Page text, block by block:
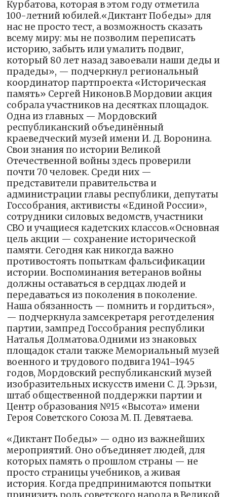
Курбатова, которая в этом году отметила
100-летний юбилей.«Диктант Победы» для
нас не просто тест, а возможность сказать
всему миру: мы не позволим переписать
историю, забыть или умалить подвиг,
который 80 лет назад завоевали наши деды и
прадеды», — подчеркнул региональный
координатор партпроекта «Историческая
память» Сергей Никонов.В Мордовии акция
собрала участников на десятках площадок.
Одна из главных — Мордовский
республиканский объединённый
краеведческий музей имени И. Д. Воронина.
Свои знания по истории Великой
Отечественной войны здесь проверили
почти 70 человек. Среди них —
представители правительства и
администрации главы республики, депутаты
Госсобрания, активисты «Единой России»,
сотрудники силовых ведомств, участники
СВО и учащиеся кадетских классов.«Основная
цель акции — сохранение исторической
памяти. Сегодня как никогда важно
противостоять попыткам фальсификации
истории. Воспоминания ветеранов войны
должны оставаться в сердцах людей и
передаваться из поколения в поколение.
Наша обязанность — помнить и гордиться»,
— подчеркнула замсекретаря реготделения
партии, зампред Госсобрания республики
Наталья Долматова.Одними из знаковых
площадок стали также Мемориальный музей
военного и трудового подвига 1941–1945
годов, Мордовский республиканский музей
изобразительных искусств имени С. Д. Эрьзи,
штаб общественной поддержки партии и
Центр образования №15 «Высота» имени
Героя Советского Союза М. П. Девятаева.
«Диктант Победы» — одно из важнейших
мероприятий. Оно объединяет людей, для
которых память о прошлом страны — не
просто страницы учебников, а живая
история. Когда предпринимаются попытки